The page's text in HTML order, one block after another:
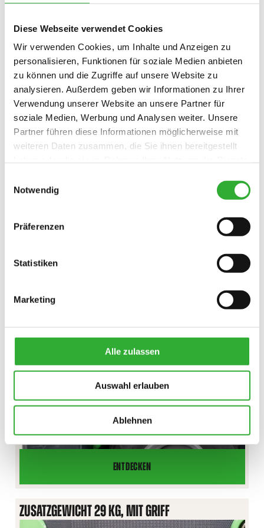
Diese Webseite verwendet Cookies
Wir verwenden Cookies, um Inhalte und Anzeigen zu
personalisieren, Funktionen für soziale Medien anbieten
zu können und die Zugriffe auf unsere Website zu
analysieren. Außerdem geben wir Informationen zu Ihrer
Verwendung unserer Website an unsere Partner für
soziale Medien, Werbung und Analysen weiter. Unsere
Partner führen diese Informationen möglicherweise mit
weiteren Daten zusammen, die Sie ihnen bereitgestellt
Notwendig
Präferenzen
Statistiken
Marketing
Alle zulassen
Auswahl erlauben
Ablehnen
ENTDECKEN
ENTDECKEN
RÜCKFAHRALARM
ZUSATZGEWICHT 29 KG, MIT GRIFF